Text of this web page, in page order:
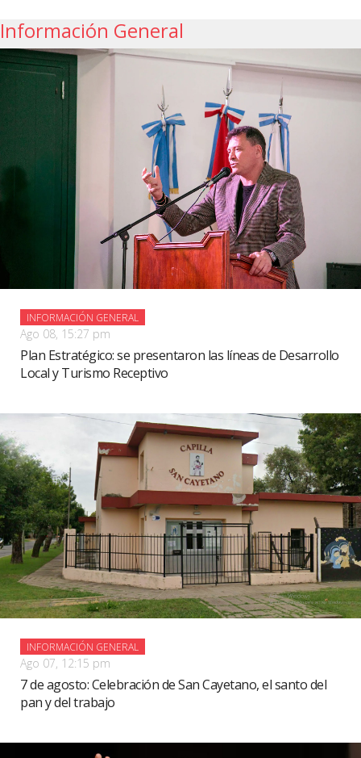
Información General
INFORMACIÓN GENERAL
Ago 08, 15:27 pm
Plan Estratégico: se presentaron las líneas de Desarrollo
Local y Turismo Receptivo
INFORMACIÓN GENERAL
Ago 07, 12:15 pm
7 de agosto: Celebración de San Cayetano, el santo del
pan y del trabajo